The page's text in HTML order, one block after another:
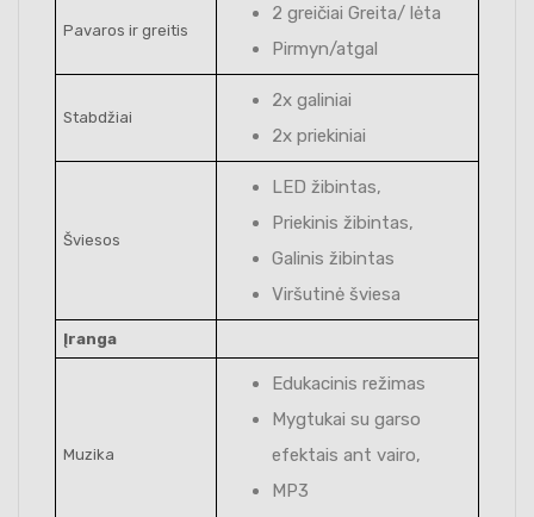
Pavaros ir greitis
2 greičiai Greita/ lėta
Pirmyn/atgal
Stabdžiai
2x galiniai
2x priekiniai
Šviesos
LED žibintas,
Priekinis žibintas,
Galinis žibintas
Viršutinė šviesa
Įranga
Muzika
Edukacinis režimas
Mygtukai su garso
efektais ant vairo,
MP3